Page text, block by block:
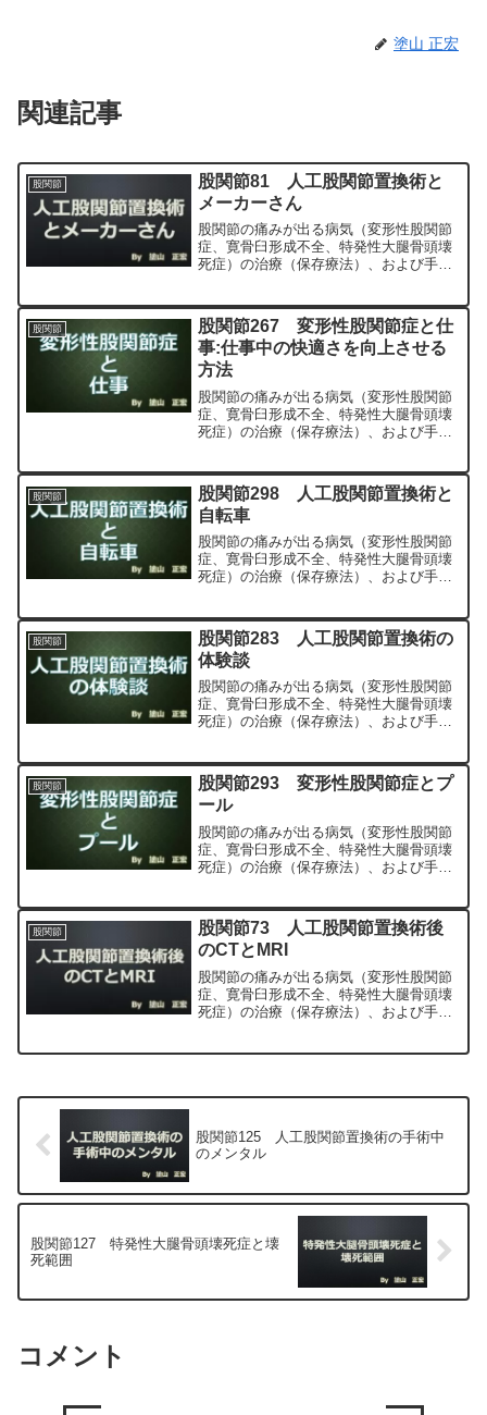
塗山 正宏
関連記事
股関節
股関節81 人工股関節置換術と
メーカーさん
股関節の痛みが出る病気（変形性股関節
症、寛骨臼形成不全、特発性大腿骨頭壊
死症）の治療（保存療法）、および手術
科専門医（人工関節手術を専門）の塗山
正宏が色々と説明します。
股関節
股関節267 変形性股関節症と仕
事:仕事中の快適さを向上させる
方法
股関節の痛みが出る病気（変形性股関節
症、寛骨臼形成不全、特発性大腿骨頭壊
死症）の治療（保存療法）、および手術
科専門医（人工関節手術を専門）の塗山
正宏が色々と説明します。
股関節
股関節298 人工股関節置換術と
自転車
股関節の痛みが出る病気（変形性股関節
症、寛骨臼形成不全、特発性大腿骨頭壊
死症）の治療（保存療法）、および手術
科専門医（人工関節手術を専門）の塗山
正宏が色々と説明します。
股関節
股関節283 人工股関節置換術の
体験談
股関節の痛みが出る病気（変形性股関節
症、寛骨臼形成不全、特発性大腿骨頭壊
死症）の治療（保存療法）、および手術
科専門医（人工関節手術を専門）の塗山
正宏が色々と説明します。
股関節
股関節293 変形性股関節症とプ
ール
股関節の痛みが出る病気（変形性股関節
症、寛骨臼形成不全、特発性大腿骨頭壊
死症）の治療（保存療法）、および手術
科専門医（人工関節手術を専門）の塗山
正宏が色々と説明します。
股関節
股関節73 人工股関節置換術後
のCTとMRI
股関節の痛みが出る病気（変形性股関節
症、寛骨臼形成不全、特発性大腿骨頭壊
死症）の治療（保存療法）、および手術
股関節125 人工股関節置換術の手術中
のメンタル
股関節127 特発性大腿骨頭壊死症と壊
死範囲
コメント